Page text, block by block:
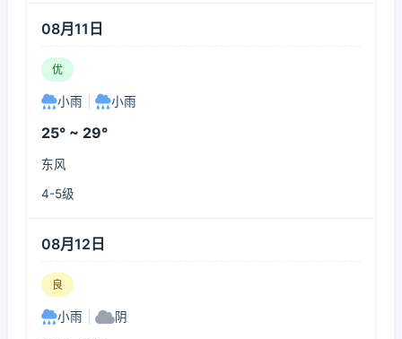
08月11日
优
小雨 小雨
25° ~ 29°
东风
4-5级
08月12日
良
小雨 阴